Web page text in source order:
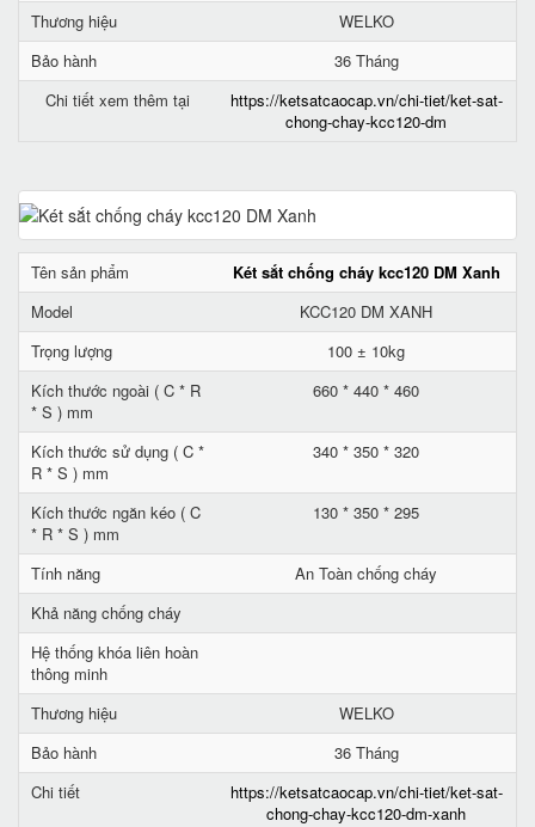
Thương hiệu
WELKO
Bảo hành
36 Tháng
Chi tiết xem thêm tại
https://ketsatcaocap.vn/chi-tiet/ket-sat-
chong-chay-kcc120-dm
Tên sản phẩm
Két sắt chống cháy kcc120 DM Xanh
Model
KCC120 DM XANH
Trọng lượng
100 ± 10kg
Kích thước ngoài ( C * R
* S ) mm
660 * 440 * 460
Kích thước sử dụng ( C *
R * S ) mm
340 * 350 * 320
Kích thước ngăn kéo ( C
* R * S ) mm
130 * 350 * 295
Tính năng
An Toàn chống cháy
Khả năng chống cháy
Hệ thống khóa liên hoàn
thông minh
Thương hiệu
WELKO
Bảo hành
36 Tháng
Chi tiết
https://ketsatcaocap.vn/chi-tiet/ket-sat-
chong-chay-kcc120-dm-xanh